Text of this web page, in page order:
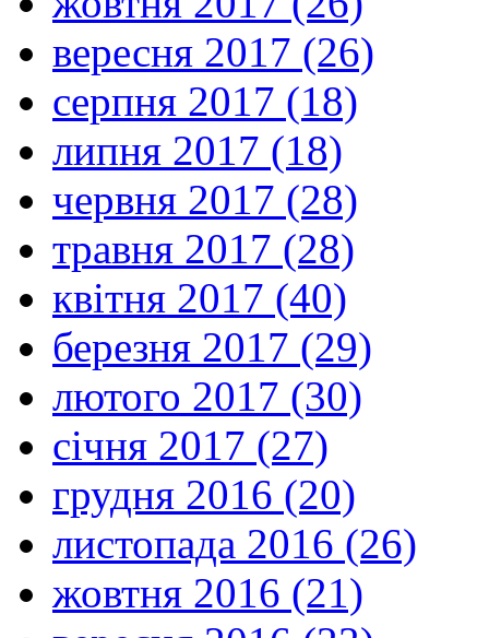
вересня 2017 (26)
серпня 2017 (18)
липня 2017 (18)
червня 2017 (28)
травня 2017 (28)
квітня 2017 (40)
березня 2017 (29)
лютого 2017 (30)
січня 2017 (27)
грудня 2016 (20)
листопада 2016 (26)
жовтня 2016 (21)